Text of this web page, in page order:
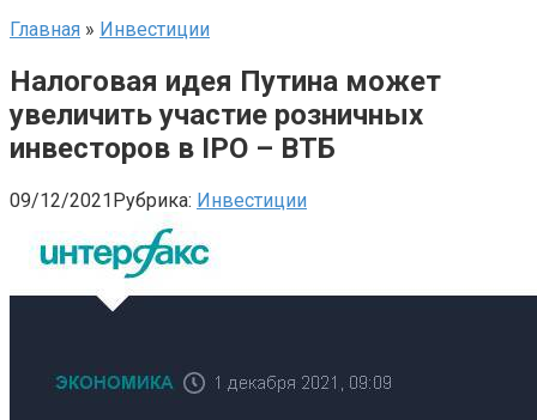
Главная » Инвестиции
Налоговая идея Путина может
увеличить участие розничных
инвесторов в IPO – ВТБ
09/12/2021Рубрика: Инвестиции